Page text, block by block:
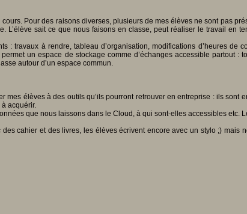
Pour des raisons diverses, plusieurs de mes élèves ne sont pas
sait ce que nous faisons en classe, peut réaliser le travail en
: travaux à rendre, tableau d’organisation, modifications d’heures de
un espace de stockage comme d’échanges accessible partout :
autour d’un espace commun.
élèves à des outils qu’ils pourront retrouver en entreprise : ils
acquérir.
que nous laissons dans le Cloud, à qui sont-elles accessibles etc.
cahier et des livres, les élèves écrivent encore avec un stylo ;)